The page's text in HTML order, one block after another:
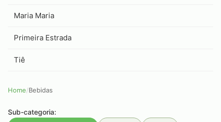
Maria Maria
Primeira Estrada
Tiê
Home/Bebidas
Sub-categoria: